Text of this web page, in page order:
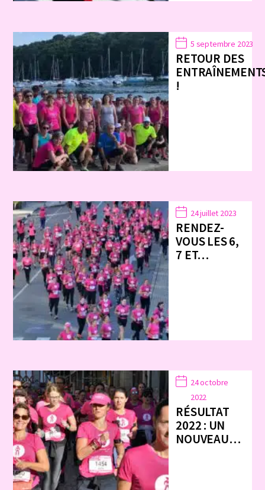
5 septembre 2023
RETOUR DES
!
24 juillet 2023
RENDEZ-
VOUS LES 6,
7 ET…
24 octobre
2022
RÉSULTAT
2022 : UN
NOUVEAU…